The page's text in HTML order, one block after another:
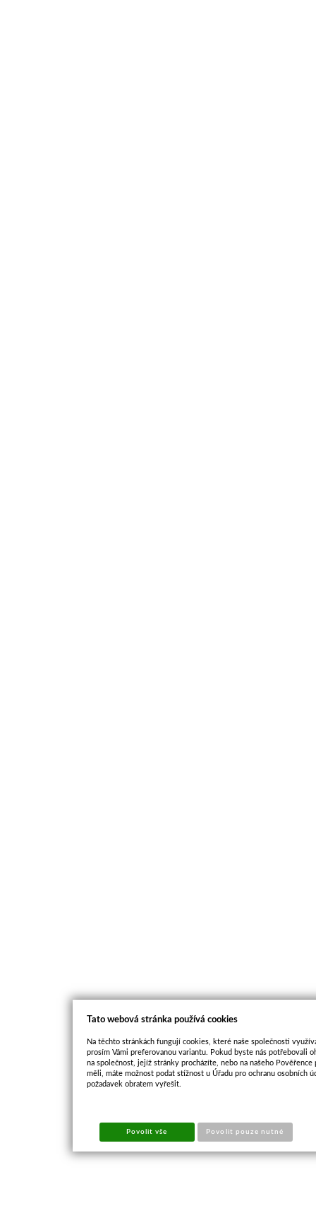
Tato webová stránka používá cookies
Na těchto stránkách fungují cookies, které naše společnosti
prosím Vámi preferovanou variantu. Pokud byste nás potřebovali
na společnost, jejíž stránky procházíte, nebo na našeho
měli, máte možnost podat stížnost u Úřadu pro ochranu osobních
požadavek obratem vyřešit.
Povolit vše Povolit pouze nutné